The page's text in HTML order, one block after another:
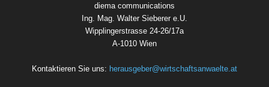
diema communications
Ing. Mag. Walter Sieberer e.U.
Wipplingerstrasse 24-26/17a
A-1010 Wien
Kontaktieren Sie uns: herausgeber@wirtschaftsanwaelte.at